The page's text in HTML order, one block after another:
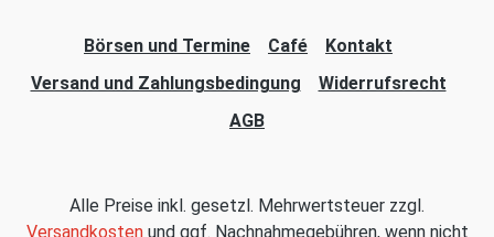
Börsen und Termine Café
Kontakt
Versand und Zahlungsbedingung
Widerrufsrecht
AGB
Alle Preise inkl. gesetzl. Mehrwertsteuer zzgl.
Versandkostenund ggf. Nachnahmegebühren, wenn nicht